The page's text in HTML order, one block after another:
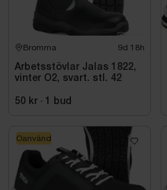
Bromma 9d 18h
Arbetsstövlar Jalas 1822,
vinter O2, svart. stl. 42
50 kr · 1 bud
Oanvänd